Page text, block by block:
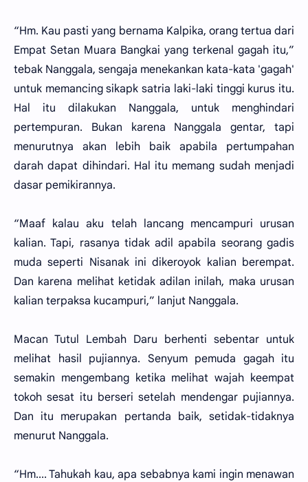
“Hm. Kau pasti yang bernama Kalpika, orang tertua dari
Empat Setan Muara Bangkai yang terkenal gagah itu,”
tebak Nanggala, sengaja menekankan kata-kata 'gagah'
untuk memancing sikapk satria laki-laki tinggi kurus itu.
Hal itu dilakukan Nanggala, untuk menghindari
pertempuran. Bukan karena Nanggala gentar, tapi
menurutnya akan lebih baik apabila pertumpahan
darah dapat dihindari. Hal itu memang sudah menjadi
dasar pemikirannya.
“Maaf kalau aku telah lancang mencampuri urusan
kalian. Tapi, rasanya tidak adil apabila seorang gadis
muda seperti Nisanak ini dikeroyok kalian berempat.
Dan karena melihat ketidak adilan inilah, maka urusan
kalian terpaksa kucampuri,” lanjut Nanggala.
Macan Tutul Lembah Daru berhenti sebentar untuk
melihat hasil pujiannya. Senyum pemuda gagah itu
semakin mengembang ketika melihat wajah keempat
tokoh sesat itu berseri setelah mendengar pujiannya.
Dan itu merupakan pertanda baik, setidak-tidaknya
menurut Nanggala.
“Hm.... Tahukah kau, apa sebabnya kami ingin menawan